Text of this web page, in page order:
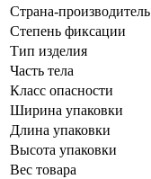
Страна-производитель
Степень фиксации
Тип изделия
Часть тела
Класс опасности
Ширина упаковки
Длина упаковки
Высота упаковки
Вес товара